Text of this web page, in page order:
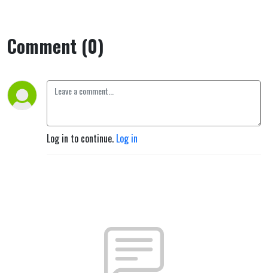
Comment (0)
Log in to continue. Log in